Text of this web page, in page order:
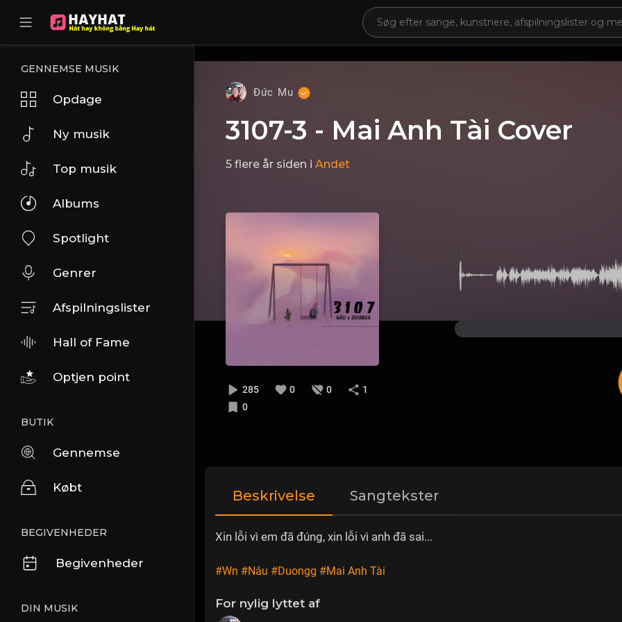
GENNEMSE MUSIK
Opdage
Ny musik
Top musik
Albums
Spotlight
Genrer
Afspilningslister
Hall of Fame
Optjen point
BUTIK
Gennemse
Købt
BEGIVENHEDER
Begivenheder
DIN MUSIK
Đức Mu
3107-3 - Mai Anh Tài Cover
5 flere år siden i Andet
285 0 0
1
0
Beskrivelse Sangtekster
Xin lỗi vì em đã đúng, xin lỗi vì anh đã sai...
#Wn #Nâu #Duongg #Mai Anh Tài
For nylig lyttet af